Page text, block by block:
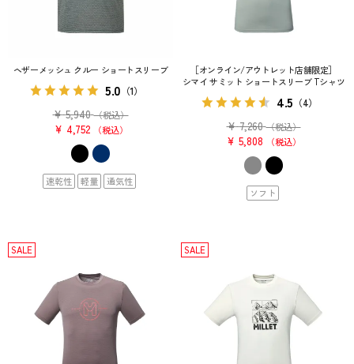
ヘザーメッシュ クルー ショートスリーブ
5.0 （1）
¥ 5,940 （税込）
¥ 4,752 税込
速乾性 軽量 通気性
［オンライン/アウトレット店舗限定］
シマイ サミット ショートスリーブ Tシャツ
4.5 （4）
¥ 7,260 （税込）
¥ 5,808 税込
ソフト
SALE SALE